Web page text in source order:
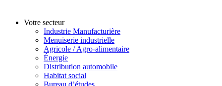
Votre secteur
Industrie Manufacturière
Menuiserie industrielle
Agricole / Agro-alimentaire
Énergie
Distribution automobile
Habitat social
Bureau d’études